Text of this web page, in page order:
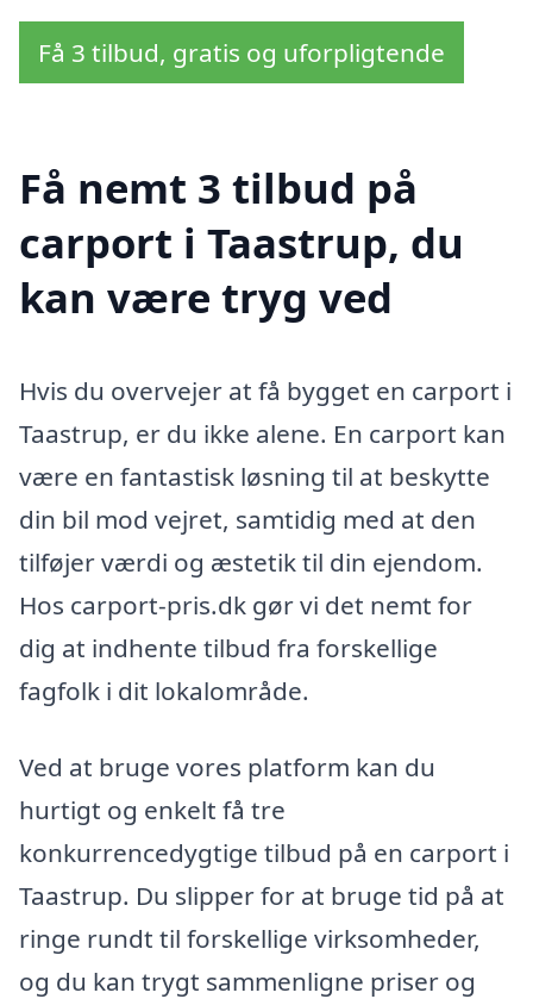
Få 3 tilbud, gratis og uforpligtende
Få nemt 3 tilbud på
carport i Taastrup, du
kan være tryg ved
Hvis du overvejer at få bygget en carport i
Taastrup, er du ikke alene. En carport kan
være en fantastisk løsning til at beskytte
din bil mod vejret, samtidig med at den
tilføjer værdi og æstetik til din ejendom.
Hos carport-pris.dk gør vi det nemt for
dig at indhente tilbud fra forskellige
fagfolk i dit lokalområde.
Ved at bruge vores platform kan du
hurtigt og enkelt få tre
konkurrencedygtige tilbud på en carport i
Taastrup. Du slipper for at bruge tid på at
ringe rundt til forskellige virksomheder,
og du kan trygt sammenligne priser og